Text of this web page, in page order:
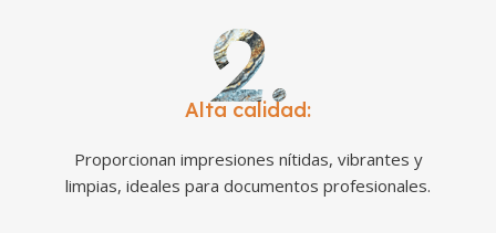
Alta calidad:
Proporcionan impresiones nítidas, vibrantes y
limpias, ideales para documentos profesionales.